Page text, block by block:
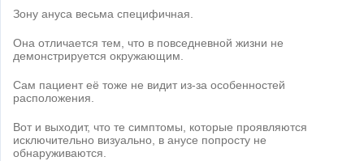
Зону ануса весьма специфичная.
Она отличается тем, что в повседневной жизни не
демонстрируется окружающим.
Сам пациент её тоже не видит из-за особенностей
расположения.
Вот и выходит, что те симптомы, которые проявляются
исключительно визуально, в анусе попросту не
обнаруживаются.